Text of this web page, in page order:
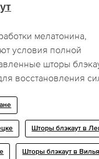
мелатонина,
условия полной
шторы
восстановления
Шторы блэкаут в
Шторы блэкаут в